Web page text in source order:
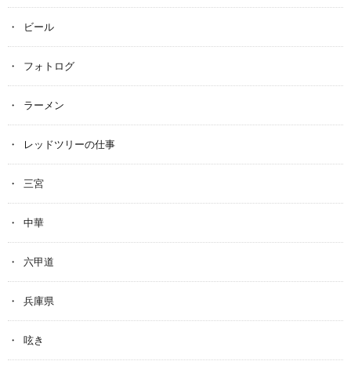
ビール
フォトログ
ラーメン
レッドツリーの仕事
三宮
中華
六甲道
兵庫県
呟き